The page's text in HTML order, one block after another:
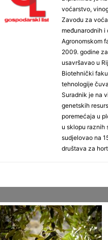
voćarstvo,
Zavodu za
međunarodnih
Agronomskom
2009. godine
usavršavao u
Biotehnički
tehnologije
Suradnik je na
genetskih
poremećaja u
u sklopu raznih
sudjelovao na
društava za